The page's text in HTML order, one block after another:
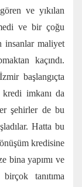
ve yıkılan
ve bir çoğu
insanlar maliyet
kaçındı.
başlangıçta
imkanı da
şehirler de bu
Hatta bu
kredisine
bina yapımı ve
tanıtıma